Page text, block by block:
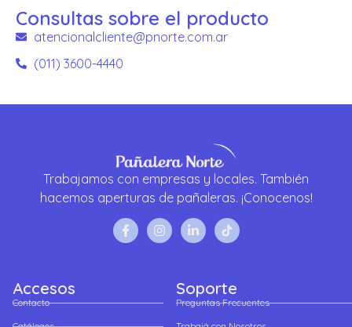
Consultas sobre el producto
atencionalcliente@pnorte.com.ar
(011) 3600-4440
Trabajamos con empresas y locales. También
hacemos aperturas de pañaleras. ¡Conocenos!
Accesos
Contacto
Soporte
Preguntas Frecuentes